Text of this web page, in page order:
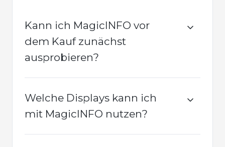
Kann ich MagicINFO vor
dem Kauf zunächst
ausprobieren?
Welche Displays kann ich
mit MagicINFO nutzen?